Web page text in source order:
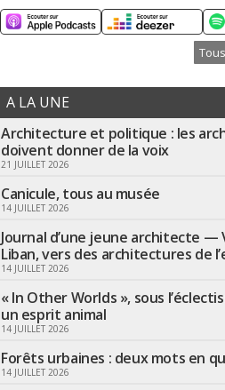
A LA UNE
Architecture et politique : les
doivent donner de la voix
21 JUILLET 2026
Canicule, tous au musée
14 JUILLET 2026
Journal d’une jeune architecte —
Liban, vers des architectures de
14 JUILLET 2026
« In Other Worlds », sous
un esprit animal
14 JUILLET 2026
Forêts urbaines : deux mots en
14 JUILLET 2026